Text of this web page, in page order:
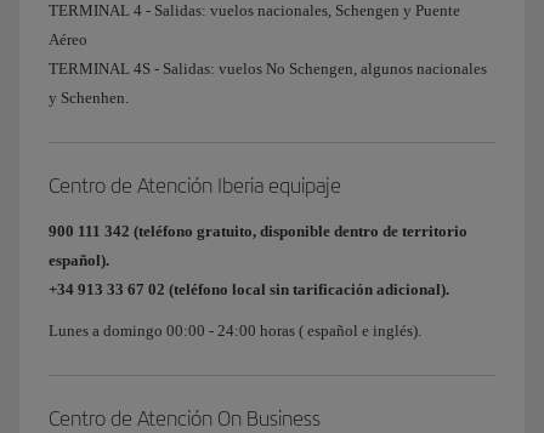
TERMINAL 4 - Salidas: vuelos nacionales, Schengen y Puente
Aéreo
TERMINAL 4S - Salidas: vuelos No Schengen, algunos nacionales
y Schenhen.
Centro de Atención Iberia equipaje
900 111 342 (teléfono gratuito, disponible dentro de territorio
español).
+34 913 33 67 02 (teléfono local sin tarificación adicional).
Lunes a domingo 00:00 - 24:00 horas ( español e inglés).
Centro de Atención On Business